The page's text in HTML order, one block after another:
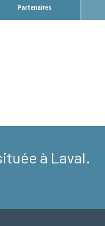
Partenaires
à Laval.